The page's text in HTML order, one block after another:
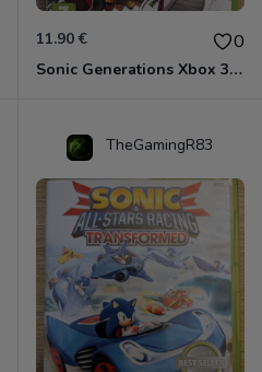
11.90 € 0
Sonic Generations Xbox 360
TheGamingR83